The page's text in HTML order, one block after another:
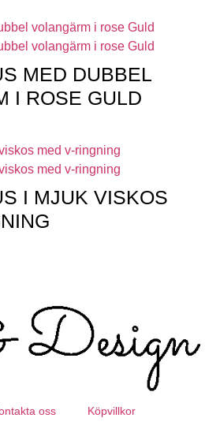
MED DUBBEL
I ROSE GULD
I MJUK VISKOS
oss Köpvillkor